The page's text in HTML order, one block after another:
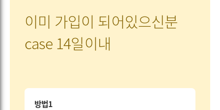
이미 가입이 되어있으신분
case 14일이내
방법1